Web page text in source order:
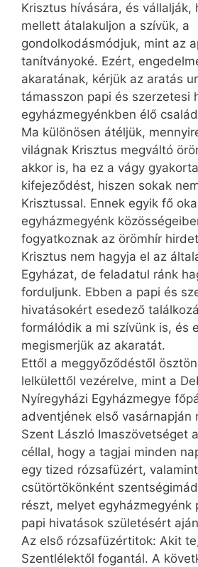
Krisztus hívására, és vállalják,
mellett átalakuljon a szívük, a
gondolkodásmódjuk, mint az
tanítványoké. Ezért,
akaratának, kérjük az aratás
támasszon papi és szerzetesi
egyházmegyénkben élő
Ma különösen átéljük,
világnak Krisztus megváltó
akkor is, ha ez a vágy
kifejeződést, hiszen sokak
Krisztussal. Ennek egyik fő
egyházmegyénk
fogyatkoznak az örömhír
Krisztus nem hagyja el az
Egyházat, de feladatul ránk
forduljunk. Ebben a papi és
hivatásokért esedező
formálódik a mi szívünk is, és
megismerjük az akaratát.
Ettől a meggyőződéstől
lelkülettől vezérelve, mint a
Nyíregyházi Egyházmegye
adventjének első vasárnapján
Szent László Imaszövetséget
céllal, hogy a tagjai minden
egy tized rózsafüzért,
csütörtökönként
részt, melyet egyházmegyénk
papi hivatások születésért
Az első rózsafüzértitok: Akit
Szentlélektől fogantál. A